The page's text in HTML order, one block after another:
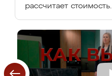
рассчитает стоимость.